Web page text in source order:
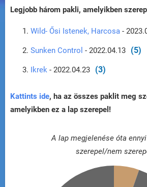
Legjobb három pakli, amelyikben
Wild- Ősi Istenek, Harcosa -
Sunken Control - 2022.04.13 (5)
Ikrek - 2022.04.23 (3)
Kattints ide, ha az összes paklit meg
amelyikben ez a lap szerepel!
A lap megjelenése óta
szerepel/nem